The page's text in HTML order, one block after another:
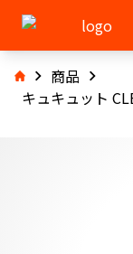
商品
キュキュット